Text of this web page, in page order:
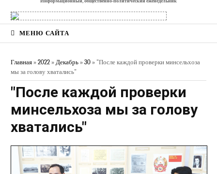
МЕНЮ САЙТА
Главная »2022 » Декабрь » 30 » "После каждой проверки минсельхоза
мы за голову хватались"
"После каждой проверки
минсельхоза мы за голову
хватались"